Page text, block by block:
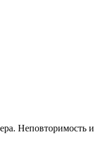
Неповторимость